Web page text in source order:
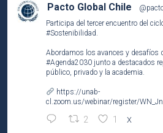
Pacto Global Chile
Participa del tercer encuentro del
#Sostenibilidad.
Abordamos los avances y desafíos
#Agenda2030 junto a destacados
público, privado y la academia.
https://unab-
cl.zoom.us/webinar/register/
2 1 X